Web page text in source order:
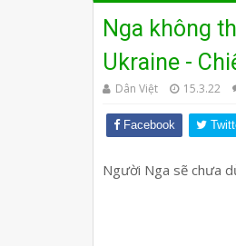
Nga không
Ukraine -
Dân Việt 15.3.22
Facebook
Người Nga sẽ chưa